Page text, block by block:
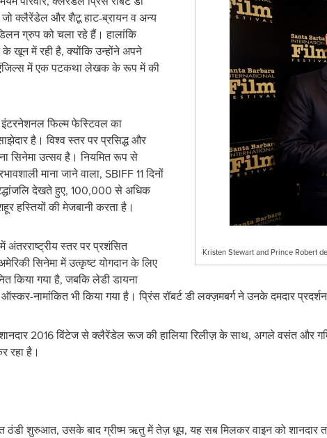
Kristen Stewart and Prince Robert
क्लैरेंडेल और शैटू हाट-ब्रायन व अन्य
ग्रुप को चला रहे हैं। हालांकि
खून में रही है, क्योंकि उन्होंने अपने
में एक पटकथा लेखक के रूप में की
इंटरनेशनल फिल्म फेस्टिवल का
है। विश्व स्तर पर प्रसिद्ध और
सिनेमा उत्सव है। नियमित रूप से
माना जाने वाला, SBIFF 11 दिनों
देखते हुए, 100,000 से अधिक
हस्तियों की मेजबानी करता है।
स्तर पर प्रशंसित
सिनेमा में उत्कृष्ट योगदान के लिए
किया गया है, जबकि लेडी डायना
नामांकित भी किया गया है। प्रिंस रॉबर्ट डी लक्ज़मबर्ग ने उनके दमदार
2016 विंटेज से क्लैरेंडेल रूज की हालिया रिलीज़ के साथ, अगले वसंत और
रहा है।
ठंडी शुरुआत, उसके बाद ग्रीष्म ऋतु में तेज़ धूप, यह सब मिलकर वाइन को शानदार